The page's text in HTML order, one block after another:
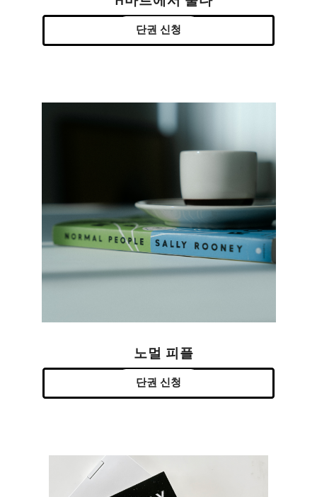
단권 신청
노멀 피플
단권 신청